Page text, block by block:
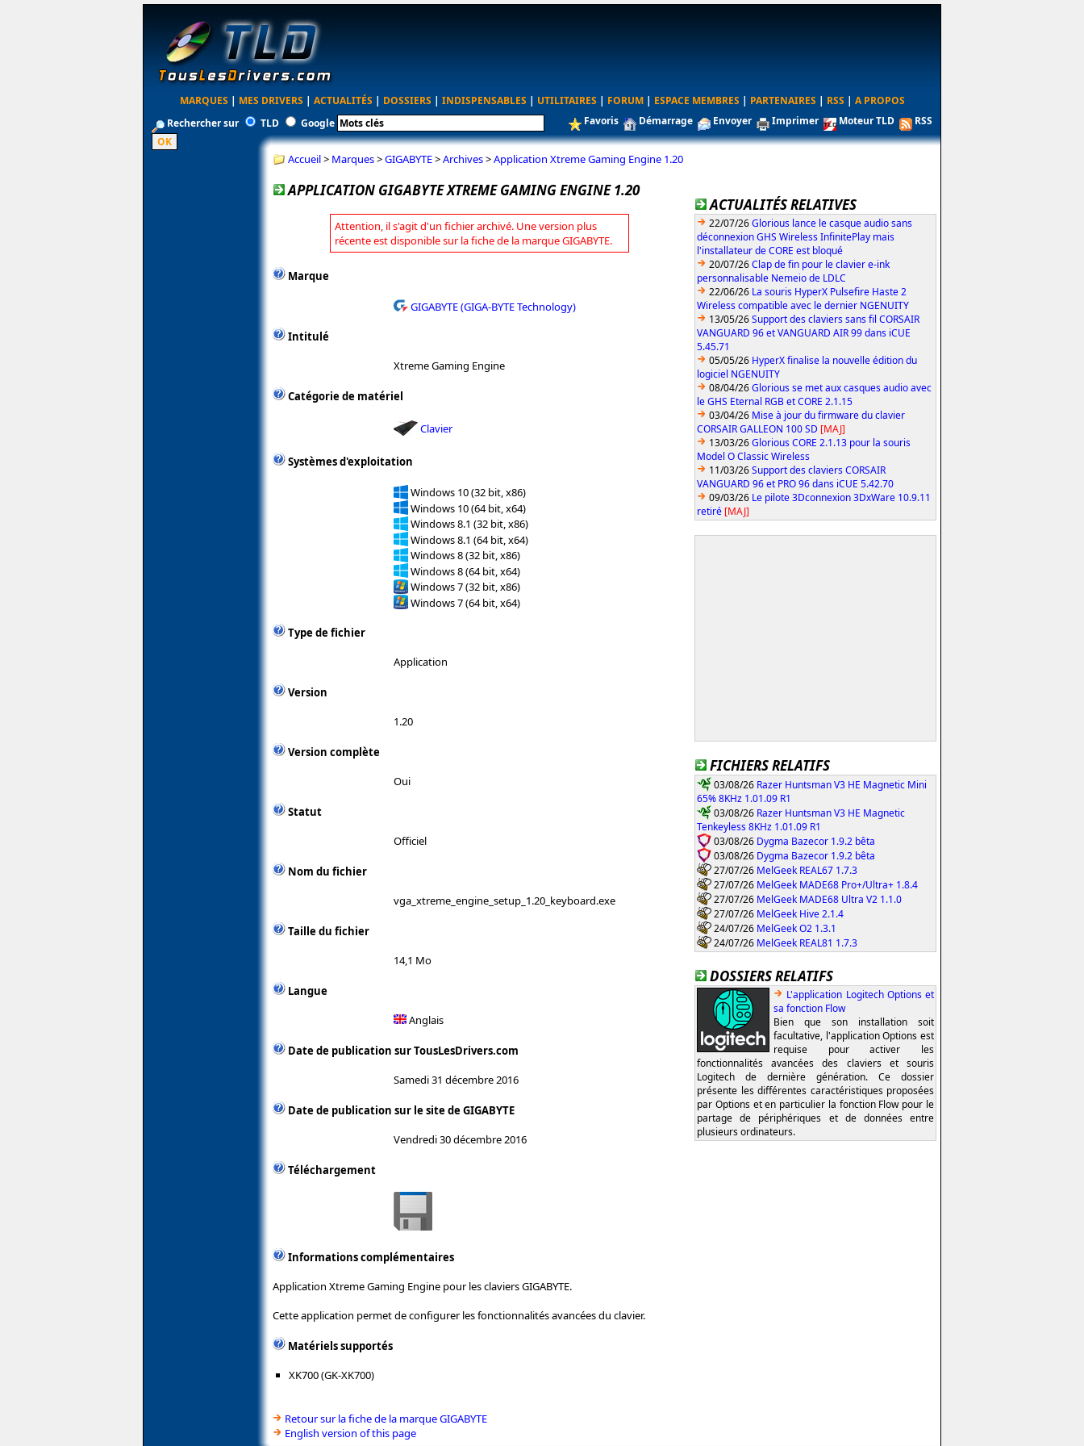
MARQUES | MES DRIVERS | ACTUALITÉS | DOSSIERS | INDISPENSABLES | UTILITAIRES | FORUM | ESPACE MEMBRES | PARTENAIRES | RSS | A PROPOS
Rechercher sur
TLD Google Favoris Démarrage Envoyer Imprimer Moteur TLD RSS
Accueil> Marques>GIGABYTE>Archives>Application Xtreme Gaming Engine 1.20
APPLICATION GIGABYTE XTREME GAMING ENGINE 1.20
Attention, il s'agit d'un fichier archivé. Une version plus
récente est disponible sur la fiche de la marque GIGABYTE.
Marque
GIGABYTE (GIGA-BYTE Technology)
Intitulé
Xtreme Gaming Engine
Catégorie de matériel
Clavier
Systèmes d'exploitation
Windows 10 (32 bit, x86)
Windows 10 (64 bit, x64)
Windows 8.1 (32 bit, x86)
Windows 8.1 (64 bit, x64)
Windows 8 (32 bit, x86)
Windows 8 (64 bit, x64)
Windows 7 (32 bit, x86)
Windows 7 (64 bit, x64)
Type de fichier
Application
Version
1.20
Version complète
Oui
Statut
Officiel
Nom du fichier
vga_xtreme_engine_setup_1.20_keyboard.exe
Taille du fichier
14,1 Mo
Langue
Anglais
Date de publication sur TousLesDrivers.com
Samedi 31 décembre 2016
Date de publication sur le site de GIGABYTE
Vendredi 30 décembre 2016
Téléchargement
Informations complémentaires
Application Xtreme Gaming Engine pour les claviers GIGABYTE.
Cette application permet de configurer les fonctionnalités avancées du clavier.
Matériels supportés
XK700 (GK-XK700)
Retour sur la fiche de la marque GIGABYTE
English version of this page
ACTUALITÉS RELATIVES
22/07/26Glorious lance le casque audio sans
déconnexion GHS Wireless InfinitePlay mais
l'installateur de CORE est bloqué
20/07/26Clap de fin pour le clavier e-ink
personnalisable Nemeio de LDLC
22/06/26 La souris HyperX Pulsefire Haste 2
Wireless compatible avec le dernier NGENUITY
13/05/26Support des claviers sans fil CORSAIR
VANGUARD 96 et VANGUARD AIR 99 dans iCUE
5.45.71
05/05/26 HyperX finalise la nouvelle édition du
logiciel NGENUITY
08/04/26Glorious se met aux casques audio avec
le GHS Eternal RGB et CORE 2.1.15
03/04/26 Mise à jour du firmware du clavier
CORSAIR GALLEON 100 SD [MAJ]
13/03/26Glorious CORE 2.1.13 pour la souris
Model O Classic Wireless
11/03/26Support des claviers CORSAIR
VANGUARD 96 et PRO 96 dans iCUE 5.42.70
09/03/26 Le pilote 3Dconnexion 3DxWare 10.9.11
retiré [MAJ]
FICHIERS RELATIFS
03/08/26 Razer Huntsman V3 HE Magnetic Mini
65% 8KHz 1.01.09 R1
03/08/26 Razer Huntsman V3 HE Magnetic
Tenkeyless 8KHz 1.01.09 R1
03/08/26 Dygma Bazecor 1.9.2 bêta
03/08/26 Dygma Bazecor 1.9.2 bêta
27/07/26 MelGeek REAL67 1.7.3
27/07/26 MelGeek MADE68 Pro+/Ultra+ 1.8.4
27/07/26 MelGeek MADE68 Ultra V2 1.1.0
27/07/26 MelGeek Hive 2.1.4
24/07/26 MelGeek O2 1.3.1
24/07/26 MelGeek REAL81 1.7.3
DOSSIERS RELATIFS
L'application Logitech Options et
sa fonction Flow
Bien que son installation soit
facultative, l'application Options est
requise pour activer les
fonctionnalités avancées des claviers et souris
Logitech de dernière génération. Ce dossier
présente les différentes caractéristiques proposées
par Options et en particulier la fonction Flow pour le
partage de périphériques et de données entre
plusieurs ordinateurs.